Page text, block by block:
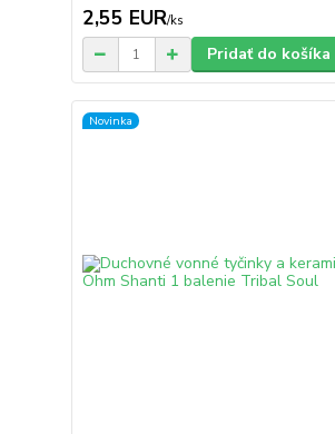
2,55 EUR/ks
Pridať do košíka
Novinka